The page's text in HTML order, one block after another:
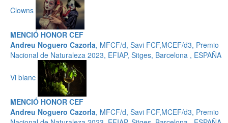
Clowns
MENCIÓ HONOR CEF
Andreu Noguero Cazorla, MFCF/d, Savi FCF,MCEF/d3, Premio
Nacional de Naturaleza 2023, EFIAP, Sitges, Barcelona , ESPAÑA
Vi blanc
MENCIÓ HONOR CEF
Andreu Noguero Cazorla, MFCF/d, Savi FCF,MCEF/d3, Premio